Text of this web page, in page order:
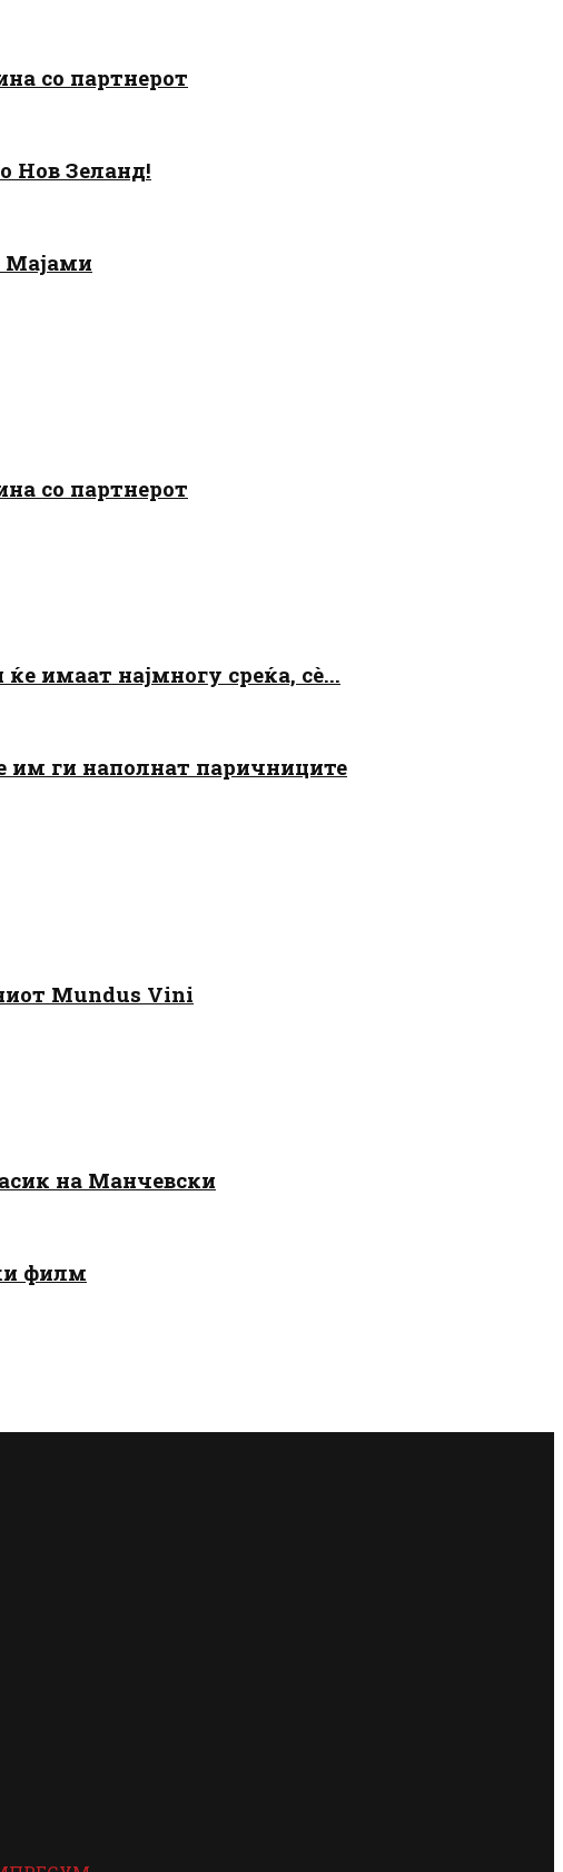
со партнерот
Нов Зеланд!
Мајами
со партнерот
имаат најмногу среќа, сè...
им ги наполнат паричниците
Mundus Vini
на Манчевски
филм